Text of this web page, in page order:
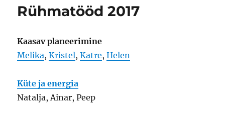
Rühmatööd 2017
Kaasav planeerimine
Melika,Kristel,Katre,Helen
Küte ja energia
Natalja, Ainar, Peep